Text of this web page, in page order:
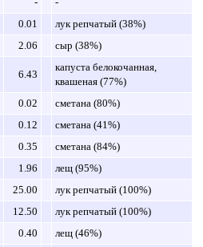
0.01
лук репчатый (38%)
2.06 сыр (38%)
6.43
капуста белокочанная,
квашеная (77%)
0.02
сметана (80%)
0.12
сметана (41%)
0.35
сметана (84%)
1.96
лещ (95%)
25.00
лук репчатый (100%)
12.50
лук репчатый (100%)
0.40
лещ (46%)